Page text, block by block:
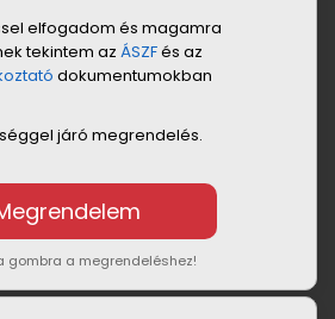
elfogadom és magamra
tekintem azÁSZFés az
dokumentumokban
járó megrendelés.
gombra a megrendeléshez!